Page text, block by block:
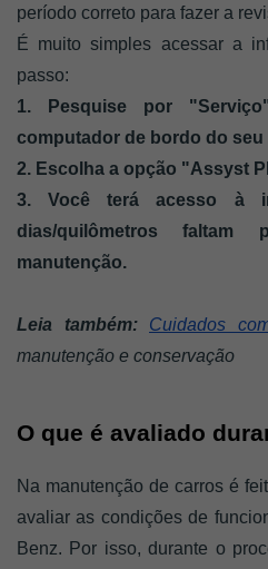
período correto para fazer a
É muito simples acessar a
passo:
1. Pesquise por
computador de bordo do seu
2. Escolha a opção "Assyst
3. Você terá acesso à
dias/quilômetros
manutenção.
Leia também: Cuidados
manutenção e conservação
O que é avaliado
Na manutenção de carros é
avaliar as condições de
Benz. Por isso, durante o